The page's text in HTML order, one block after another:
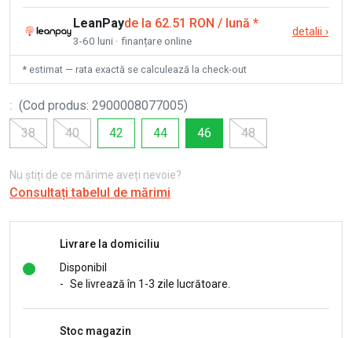
LeanPayde la 62.51 RON / lună *
3-60 luni · finanțare online
detalii ›
* estimat — rata exactă se calculează la check-out
: (Cod produs: 2900008077005)
38
40 42 44 46 48
Nu știți de ce mărime aveți nevoie?
Consultați tabelul de mărimi
Livrare la domiciliu
Disponibil
- Se livrează în 1-3 zile lucrătoare.
Stoc magazin